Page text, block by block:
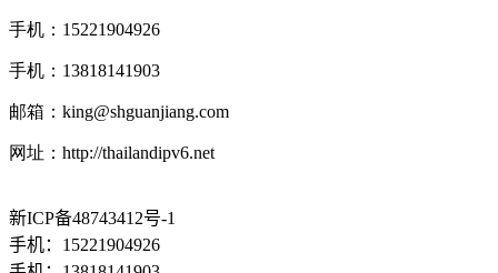
手机：15221904926
手机：13818141903
邮箱： king@shguanjiang.com
网址：http://thailandipv6.net
新ICP备48743412号-1
手机：15221904926